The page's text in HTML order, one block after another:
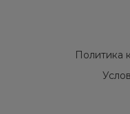
Политика